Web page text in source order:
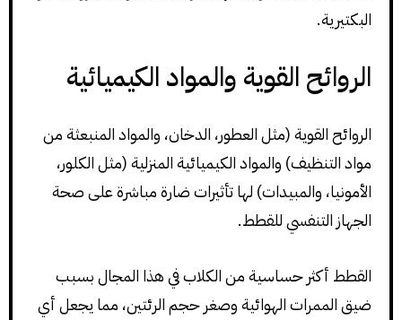
البكتيرية.
الروائح القوية والمواد الكيميائية
الروائح القوية (مثل العطور، الدخان، والمواد المنبعثة من
مواد التنظيف) والمواد الكيميائية المنزلية (مثل الكلور،
الأمونيا، والمبيدات) لها تأثيرات ضارة مباشرة على صحة
الجهاز التنفسي للقطط.
القطط أكثر حساسية من الكلاب في هذا المجال بسبب
ضيق الممرات الهوائية وصغر حجم الرئتين، مما يجعل أي